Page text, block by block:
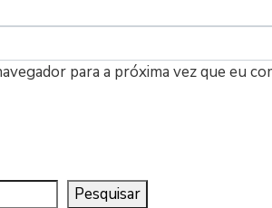
para a próxima vez que eu
Pesquisar